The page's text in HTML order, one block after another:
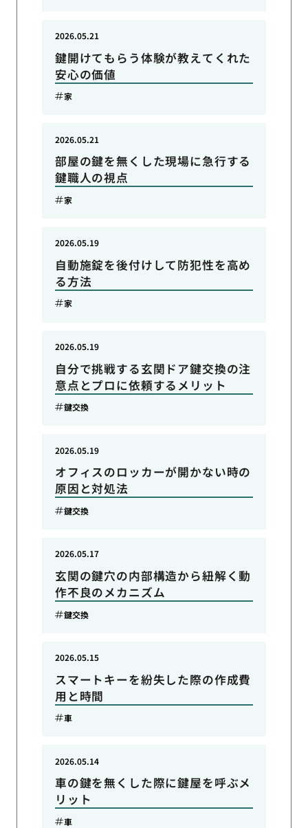
鍵開けてもらう体験が教えてくれた
安心の価値
2026.05.21
家
部屋の鍵を無くした現場に急行する
鍵職人の視点
2026.05.21
家
自動施錠を後付けして防犯性を高め
る方法
2026.05.19
家
自分で挑戦する玄関ドア鍵交換の注
意点とプロに依頼するメリット
2026.05.19
鍵交換
オフィスのロッカーが開かない時の
原因と対処法
2026.05.19
鍵交換
玄関の鍵穴の内部構造から紐解く動
作不良のメカニズム
2026.05.17
鍵交換
スマートキーを紛失した際の作成費
用と時間
2026.05.15
車
車の鍵を無くした際に鍵屋を呼ぶメ
リット
2026.05.14
車